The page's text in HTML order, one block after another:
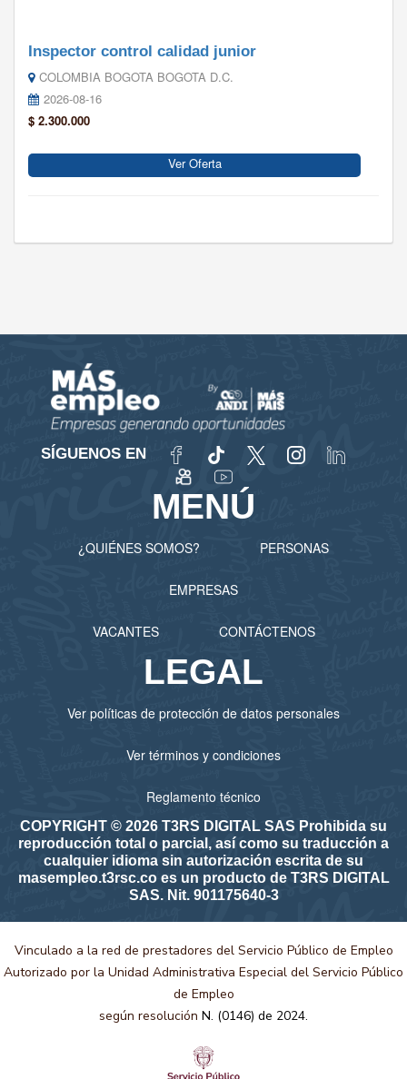
Inspector control calidad junior
COLOMBIA BOGOTA BOGOTA D.C.
2026-08-16
$ 2.300.000
Ver Oferta
SÍGUENOS EN
MENÚ
¿QUIÉNES SOMOS? PERSONAS
EMPRESAS
VACANTES CONTÁCTENOS
LEGAL
Ver políticas de protección de datos personales
Ver términos y condiciones
Reglamento técnico
COPYRIGHT © 2026 T3RS DIGITAL SAS Prohibida su
reproducción total o parcial, así como su traducción a
cualquier idioma sin autorización escrita de su
masempleo.t3rsc.co es un producto de T3RS DIGITAL
SAS. Nit. 901175640-3
Vinculado a la red de prestadores del Servicio Público de Empleo
Autorizado por la Unidad Administrativa Especial del Servicio Público
de Empleo
según resolución N. (0146) de 2024.